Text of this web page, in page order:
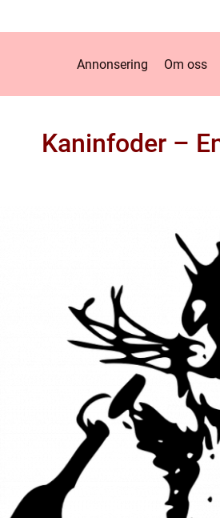
Annonsering Om oss
Kaninfoder –